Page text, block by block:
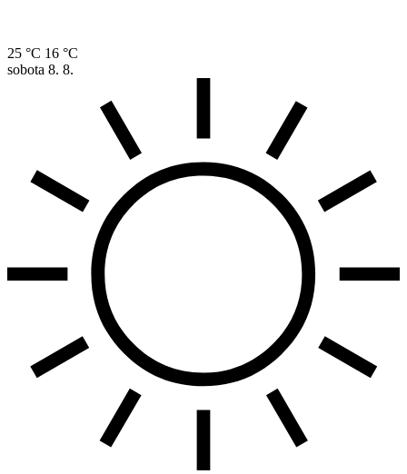
25 °C 16 °C
sobota 8. 8.